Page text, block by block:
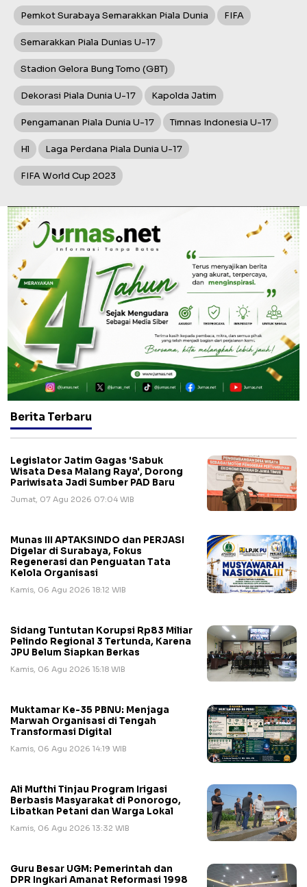
Pemkot Surabaya Semarakkan Piala Dunia FIFA
Semarakkan Piala Dunias U-17
Stadion Gelora Bung Tomo (GBT)
Dekorasi Piala Dunia U-17 Kapolda Jatim
Pengamanan Piala Dunia U-17 Timnas Indonesia U-17
Hl Laga Perdana Piala Dunia U-17
FIFA World Cup 2023
Berita Terbaru
Legislator Jatim Gagas 'Sabuk
Wisata Desa Malang Raya', Dorong
Pariwisata Jadi Sumber PAD Baru
Jumat, 07 Agu 2026 07:04 WIB
Munas III APTAKSINDO dan PERJASI
Digelar di Surabaya, Fokus
Regenerasi dan Penguatan Tata
Kelola Organisasi
Kamis, 06 Agu 2026 18:12 WIB
Sidang Tuntutan Korupsi Rp83 Miliar
Pelindo Regional 3 Tertunda, Karena
JPU Belum Siapkan Berkas
Kamis, 06 Agu 2026 15:18 WIB
Muktamar Ke-35 PBNU: Menjaga
Marwah Organisasi di Tengah
Transformasi Digital
Kamis, 06 Agu 2026 14:19 WIB
Ali Mufthi Tinjau Program Irigasi
Berbasis Masyarakat di Ponorogo,
Libatkan Petani dan Warga Lokal
Kamis, 06 Agu 2026 13:32 WIB
Guru Besar UGM: Pemerintah dan
DPR Ingkari Amanat Reformasi 1998